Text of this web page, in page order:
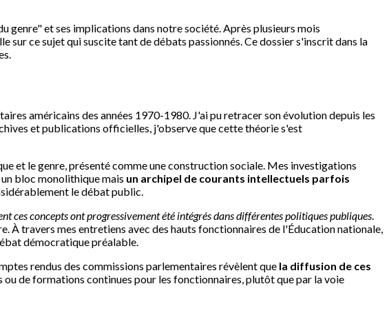
genre" et ses implications dans notre société. Après plusieurs mois
ce sujet qui suscite tant de débats passionnés. Ce dossier s'inscrit dans la
américains des années 1970-1980. J'ai pu retracer son évolution depuis les
et publications officielles, j'observe que cette théorie s'est
et le genre, présenté comme une construction sociale. Mes investigations
bloc monolithique mais un archipel de courants intellectuels parfois
le débat public.
ces concepts ont progressivement été intégrés dans différentes politiques publiques
À travers mes entretiens avec des hauts fonctionnaires de l'Éducation nationale,
démocratique préalable.
rendus des commissions parlementaires révèlent que la diffusion de ces
de formations continues pour les fonctionnaires, plutôt que par la voie